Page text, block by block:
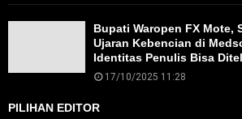
Bupati Waropen FX Mote,
Ujaran Kebencian di
Identitas Penulis Bisa
17/10/2025 11:28
PILIHAN EDITOR